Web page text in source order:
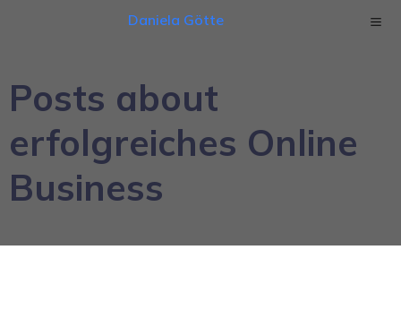
Daniela Götte
Posts about
erfolgreiches Online
Business